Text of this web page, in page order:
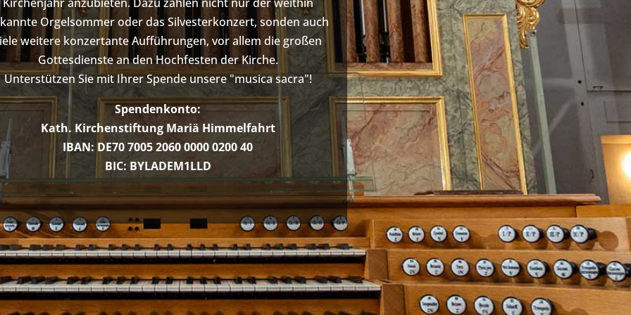
Orgelsommer oder das Silvesterkonzert, sonden auch
weitere konzertante Aufführungen, vor allem die großen
Gottesdienste an den Hochfesten der Kirche.
Unterstützen Sie mit Ihrer Spende unsere "musica sacra"!
Spendenkonto:
Kath. Kirchenstiftung Mariä Himmelfahrt
IBAN: DE70 7005 2060 0000 0200 40
BIC: BYLADEM1LLD